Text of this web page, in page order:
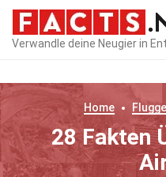
Verwandle deine Neugier in
Home
28 Fakten